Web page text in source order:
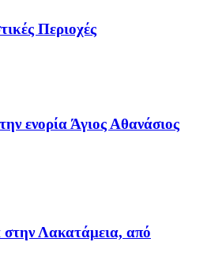
Περιοχές
ενορία Άγιος Αθανάσιος
στην Λακατάμεια, από